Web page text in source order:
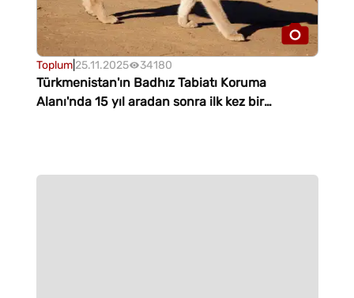
Toplum|25.11.2025 34180
Türkmenistan'ın Badhız Tabiatı Koruma
Alanı'nda 15 yıl aradan sonra ilk kez bir